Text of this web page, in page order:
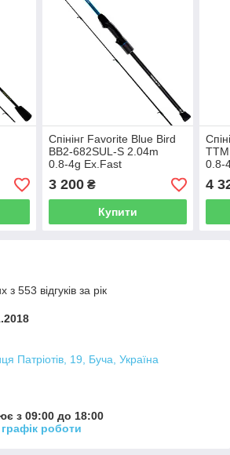
Спінінг Favorite Blue Bird
BB2‑682SUL‑S 2.04m
0.8‑4g Ex.Fast
3 200₴
Купити
0.8-
4
553 відгуків за рік
Патріотів, 19, Буча, Україна
з 09:00 до 18:00
роботи